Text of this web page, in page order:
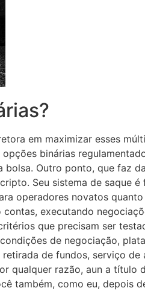
em maximizar esses
binárias
Outro ponto, que faz
Seu sistema de saque
operadores novatos
executando
que precisam ser
de negociação,
de fundos, serviço de
qualquer razão, aun a título
também, como eu, depois